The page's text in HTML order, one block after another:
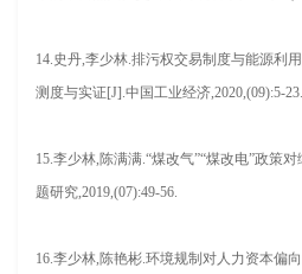
14.史丹,李少林.排污权交易制度与能源
测度与实证[J].中国工业经济,2020,(09):5-23.
15.李少林,陈满满.“煤改气”“煤改电”政策
题研究,2019,(07):49-56.
16.李少林,陈艳彬.环境规制对人力资本偏